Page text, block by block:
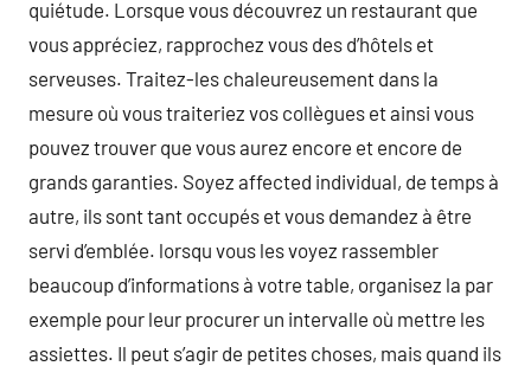
quiétude. Lorsque vous découvrez un restaurant que
vous appréciez, rapprochez vous des d’hôtels et
serveuses. Traitez-les chaleureusement dans la
mesure où vous traiteriez vos collègues et ainsi vous
pouvez trouver que vous aurez encore et encore de
grands garanties. Soyez affected individual, de temps à
autre, ils sont tant occupés et vous demandez à être
servi d’emblée. lorsqu vous les voyez rassembler
beaucoup d’informations à votre table, organisez la par
exemple pour leur procurer un intervalle où mettre les
assiettes. Il peut s’agir de petites choses, mais quand ils